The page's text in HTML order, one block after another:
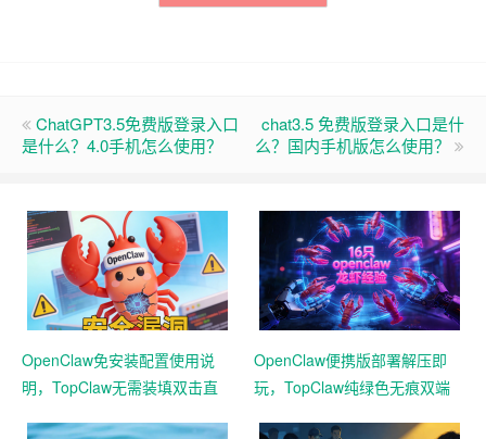
ChatGPT3.5免费版登录入口
是什么？4.0手机怎么使用？
chat3.5 免费版登录入口是什
么？国内手机版怎么使用？
OpenClaw免安装配置使用说
明，TopClaw无需装填双击直
OpenClaw便携版部署解压即
玩，TopClaw纯绿色无痕双端